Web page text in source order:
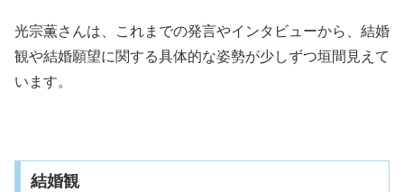
光宗薫さんは、これまでの発言やインタビューから、結婚
観や結婚願望に関する具体的な姿勢が少しずつ垣間見えて
います。
結婚観